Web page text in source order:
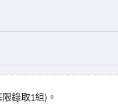
錄取1組) 。